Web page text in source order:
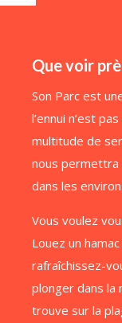
Que voir
Son Parc est
l’ennui n’est
multitude de
nous permettra
dans les
Vous voulez
Louez un
rafraîchissez-
plonger dans la
trouve sur la